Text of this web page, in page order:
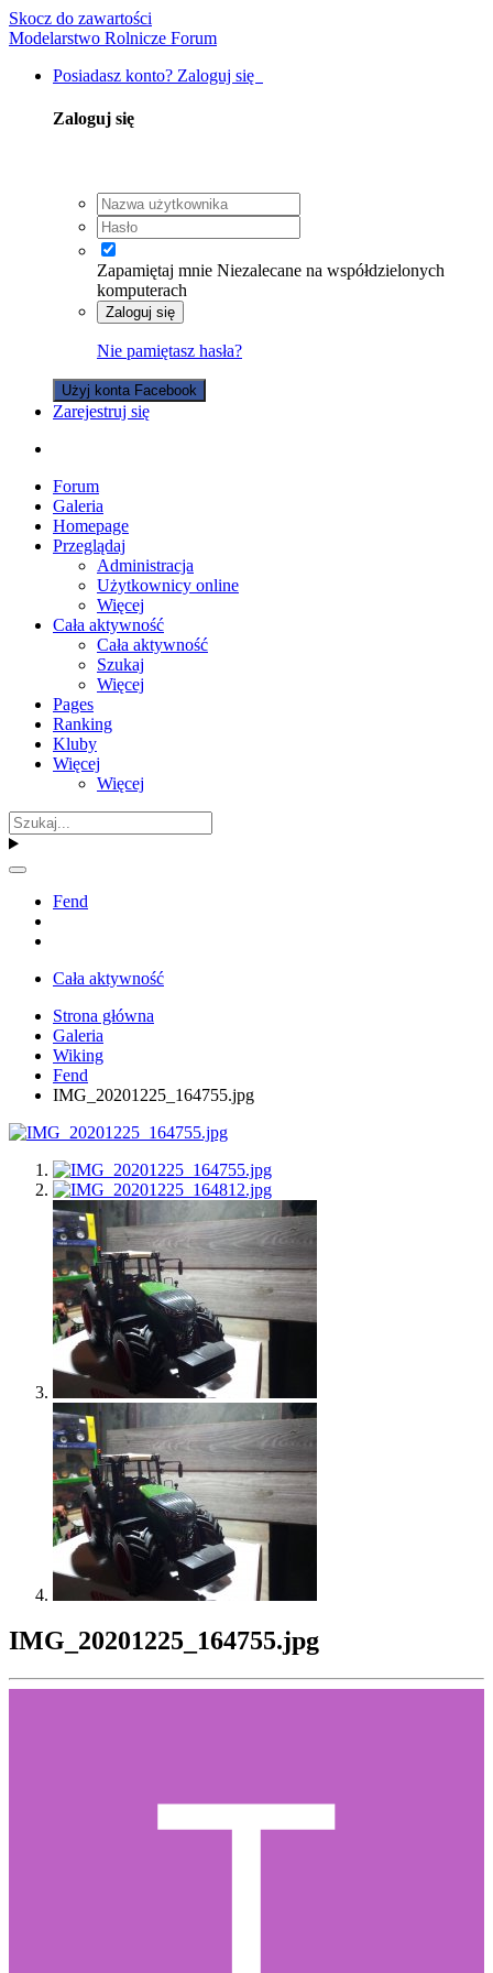
Skocz do zawartości
Modelarstwo Rolnicze Forum
Posiadasz konto? Zaloguj się
Zaloguj się
Zapamiętaj mnie Niezalecane na współdzielonych
komputerach
Zaloguj się
Nie pamiętasz hasła?
Użyj konta Facebook
Zarejestruj się
Forum
Galeria
Homepage
Przeglądaj
Administracja
Użytkownicy online
Więcej
Cała aktywność
Cała aktywność
Szukaj
Więcej
Pages
Ranking
Kluby
Więcej
Więcej
Fend
Cała aktywność
Strona główna
Galeria
Wiking
Fend
IMG_20201225_164755.jpg
IMG_20201225_164755.jpg